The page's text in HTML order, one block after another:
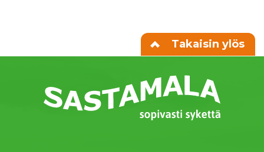
Takaisin ylös